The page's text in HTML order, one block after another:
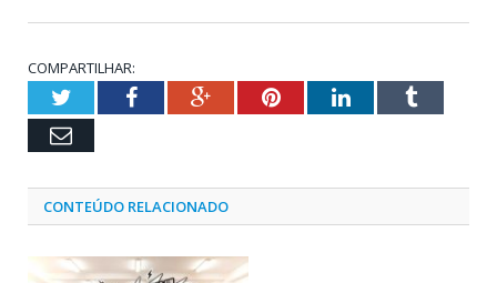
COMPARTILHAR:
TwitterFacebookGoogle+PinterestLinkedInTumblr
Email
CONTEÚDO RELACIONADO